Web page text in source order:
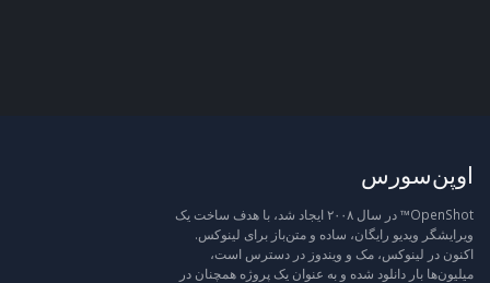
اوپن‌سورس
OpenShot™ در سال ۲۰۰۸ ایجاد شد، با هدف ساخت یک
ویرایشگر ویدیو رایگان، ساده و متن‌باز برای لینوکس.
اکنون در لینوکس، مک و ویندوز در دسترس است،
میلیون‌ها بار دانلود شده و به عنوان یک پروژه همچنان در